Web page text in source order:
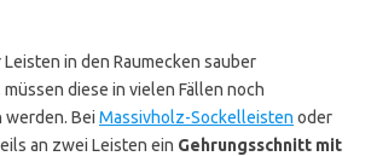
in den Raumecken sauber
diese in vielen Fällen noch
Bei Massivholz-Sockelleisten oder
an zwei Leisten ein Gehrungsschnitt mit